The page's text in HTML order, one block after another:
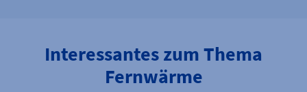
Interessantes zum Thema
Fernwärme